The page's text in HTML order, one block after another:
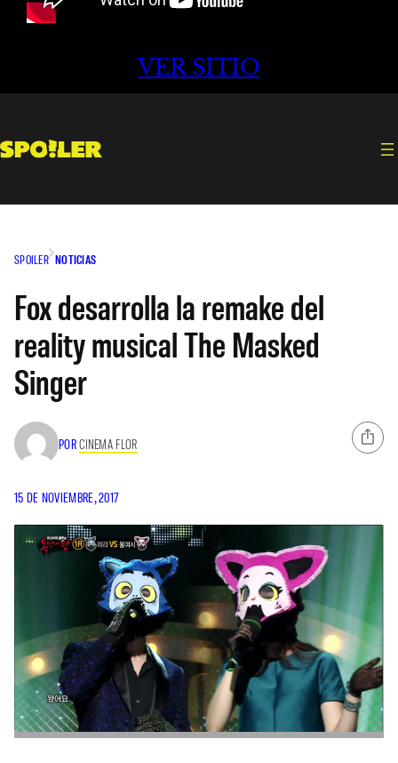
VER SITIO
SPOILER NOTICIAS
Fox desarrolla la remake del
reality musical The Masked
Singer
PORCINEMA FLOR
15 DE NOVIEMBRE, 2017